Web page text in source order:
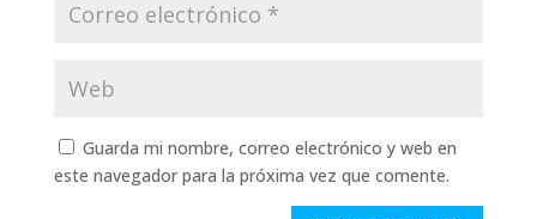
Guarda mi nombre, correo electrónico y web en
este navegador para la próxima vez que comente.